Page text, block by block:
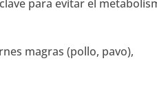
para evitar el
magras (pollo, pavo),